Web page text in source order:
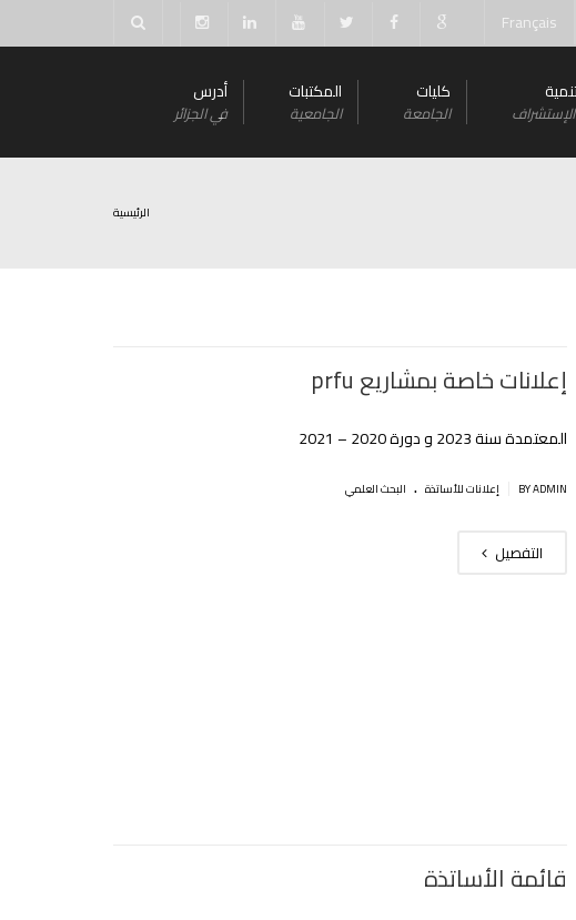
Français
كليات
الجامعة
المكتبات
الجامعية
أدرس
في الجزائر
الرئيسية
إعلانات خاصة بمشاريع prfu
المعتمدة سنة 2023 و دورة 2020 – 2021
BY ADMIN إعلانات للأساتذة . البحث العلمي
التفصيل
قائمة الأساتذة